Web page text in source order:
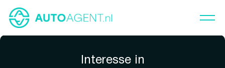
Interesse in